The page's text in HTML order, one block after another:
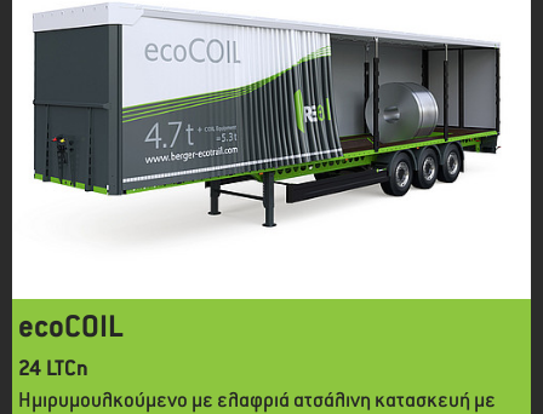
ecoCOIL
24 LTCn
Ημιρυμουλκούμενο με ελαφριά ατσάλινη κατασκευή με